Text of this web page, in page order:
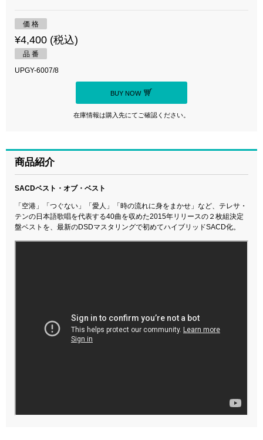
価 格
¥4,400 (税込)
品 番
UPGY-6007/8
BUY NOW
在庫情報は購入先にてご確認ください。
商品紹介
SACDベスト・オブ・ベスト
「空港」「つぐない」「愛人」「時の流れに身をまかせ」など、テレサ・
テンの日本語歌唱を代表する40曲を収めた2015年リリースの２枚組決定
盤ベストを、最新のDSDマスタリングで初めてハイブリッドSACD化。